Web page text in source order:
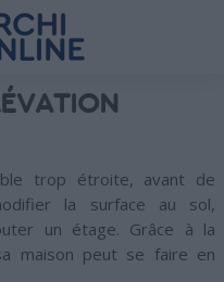
trop étroite, avant de
la surface au sol,
un étage. Grâce à la
maison peut se faire en